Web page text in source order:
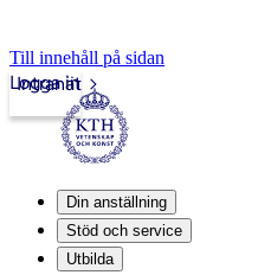
Till innehåll på sidan
Intranät
Logga in
Din anställning
Stöd och service
Utbilda